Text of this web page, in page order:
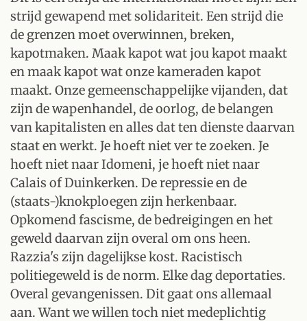
strijd gewapend met solidariteit. Een strijd die
de grenzen moet overwinnen, breken,
kapotmaken. Maak kapot wat jou kapot maakt
en maak kapot wat onze kameraden kapot
maakt. Onze gemeenschappelijke vijanden, dat
zijn de wapenhandel, de oorlog, de belangen
van kapitalisten en alles dat ten dienste daarvan
staat en werkt. Je hoeft niet ver te zoeken. Je
hoeft niet naar Idomeni, je hoeft niet naar
Calais of Duinkerken. De repressie en de
(staats-)knokploegen zijn herkenbaar.
Opkomend fascisme, de bedreigingen en het
geweld daarvan zijn overal om ons heen.
Razzia's zijn dagelijkse kost. Racistisch
politiegeweld is de norm. Elke dag deportaties.
Overal gevangenissen. Dit gaat ons allemaal
aan. Want we willen toch niet medeplichtig